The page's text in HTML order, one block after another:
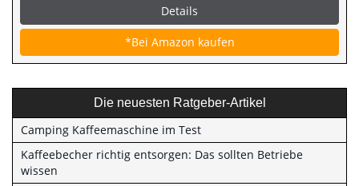
Details
*Bei Amazon kaufen
Die neuesten Ratgeber-Artikel
Camping Kaffeemaschine im Test
Kaffeebecher richtig entsorgen: Das sollten Betriebe
wissen